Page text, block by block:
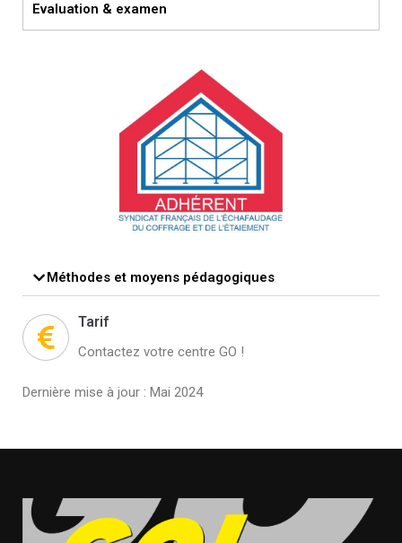
Evaluation & examen
Méthodes et moyens pédagogiques
Tarif
Contactez votre centre GO !
Dernière mise à jour : Mai 2024